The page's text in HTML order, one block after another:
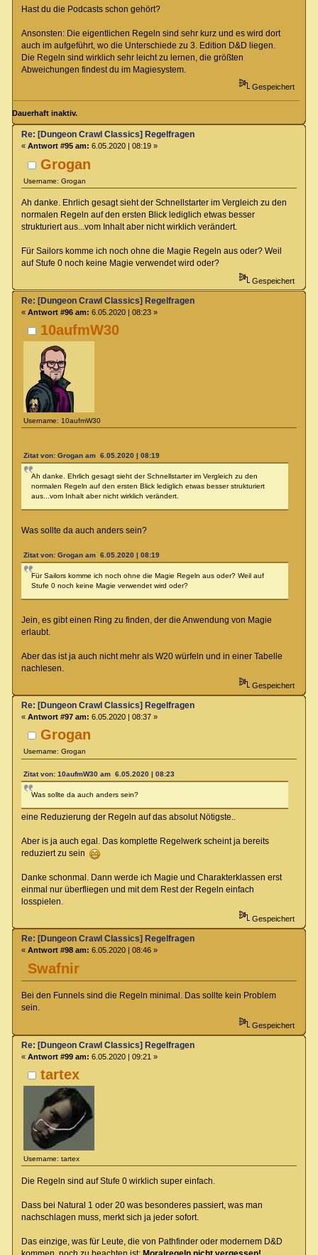
Hast du die Podcasts schon gehört?
Ansonsten: Die eigentlichen Regeln sind sehr kurz und es wird dort
auch im aufgeführt, wo die Unterschiede zu 3. Edition D&D liegen.
Die Regeln sind wirklich sehr leicht zu lernen, die größten
Abweichungen findest du im Magiesystem.
Gespeichert
Dauerhaft inaktiv.
Grogan
Username: Grogan
Re: [Dungeon Crawl Classics] Regelfragen
« Antwort #95 am: 6.05.2020 | 08:19 »
Ah danke. Ehrlich gesagt sieht der Schnellstarter im Vergleich zu den
normalen Regeln auf den ersten Blick lediglich etwas besser
strukturiert aus...vom Inhalt aber nicht wirklich verändert.
Für Sailors komme ich noch ohne die Magie Regeln aus oder? Weil
auf Stufe 0 noch keine Magie verwendet wird oder?
Gespeichert
10aufmW30
Username: 10aufmW30
Re: [Dungeon Crawl Classics] Regelfragen
« Antwort #96 am: 6.05.2020 | 08:23 »
Zitat von: Grogan am 6.05.2020 | 08:19
Ah danke. Ehrlich gesagt sieht der Schnellstarter im Vergleich zu den
normalen Regeln auf den ersten Blick lediglich etwas besser strukturiert
aus...vom Inhalt aber nicht wirklich verändert.
Was sollte da auch anders sein?
Zitat von: Grogan am 6.05.2020 | 08:19
Für Sailors komme ich noch ohne die Magie Regeln aus oder? Weil auf
Stufe 0 noch keine Magie verwendet wird oder?
Jein, es gibt einen Ring zu finden, der die Anwendung von Magie
erlaubt.
Aber das ist ja auch nicht mehr als W20 würfeln und in einer Tabelle
nachlesen.
Gespeichert
Grogan
Username: Grogan
Re: [Dungeon Crawl Classics] Regelfragen
« Antwort #97 am: 6.05.2020 | 08:37 »
Zitat von: 10aufmW30 am 6.05.2020 | 08:23
Was sollte da auch anders sein?
eine Reduzierung der Regeln auf das absolut Nötigste..
Aber is ja auch egal. Das komplette Regelwerk scheint ja bereits
reduziert zu sein
Danke schonmal. Dann werde ich Magie und Charakterklassen erst
einmal nur überfliegen und mit dem Rest der Regeln einfach
losspielen.
Gespeichert
Swafnir
Re: [Dungeon Crawl Classics] Regelfragen
« Antwort #98 am: 6.05.2020 | 08:46 »
Bei den Funnels sind die Regeln minimal. Das sollte kein Problem
sein.
Gespeichert
tartex
Username: tartex
Re: [Dungeon Crawl Classics] Regelfragen
« Antwort #99 am: 6.05.2020 | 09:21 »
Die Regeln sind auf Stufe 0 wirklich super einfach.
Dass bei Natural 1 oder 20 was besonderes passiert, was man
nachschlagen muss, merkt sich ja jeder sofort.
Das einzige, was für Leute, die von Pathfinder oder modernem D&D